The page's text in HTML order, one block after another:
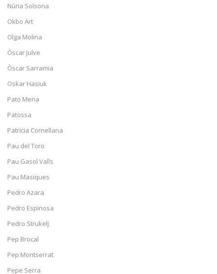
Núria Solsona
Okbo Art
Olga Molina
Òscar Julve
Òscar Sarramia
Oskar Hasiuk
Pato Mena
Patossa
Patricia Cornellana
Pau del Toro
Pau Gasol Valls
Pau Masiques
Pedro Azara
Pedro Espinosa
Pedro Strukelj
Pep Brocal
Pep Montserrat
Pepe Serra